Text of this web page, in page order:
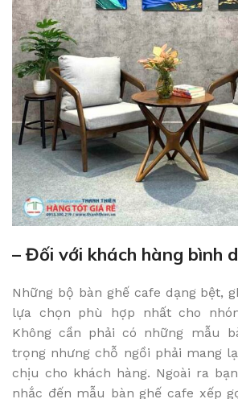
– Đối với khách hàng bình
Những bộ bàn ghế cafe dạng bệt,
lựa chọn phù hợp nhất cho
Không cần phải có những mẫu
trọng nhưng chỗ ngồi phải mang
chịu cho khách hàng. Ngoài ra
nhắc đến mẫu bàn ghế cafe xếp